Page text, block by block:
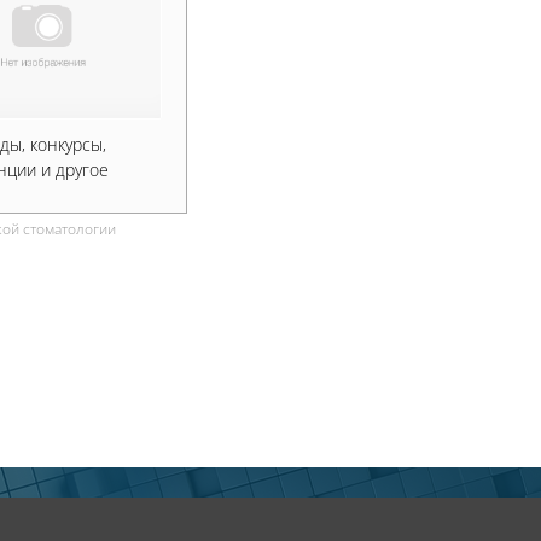
конкурсы,
и другое
стоматологии